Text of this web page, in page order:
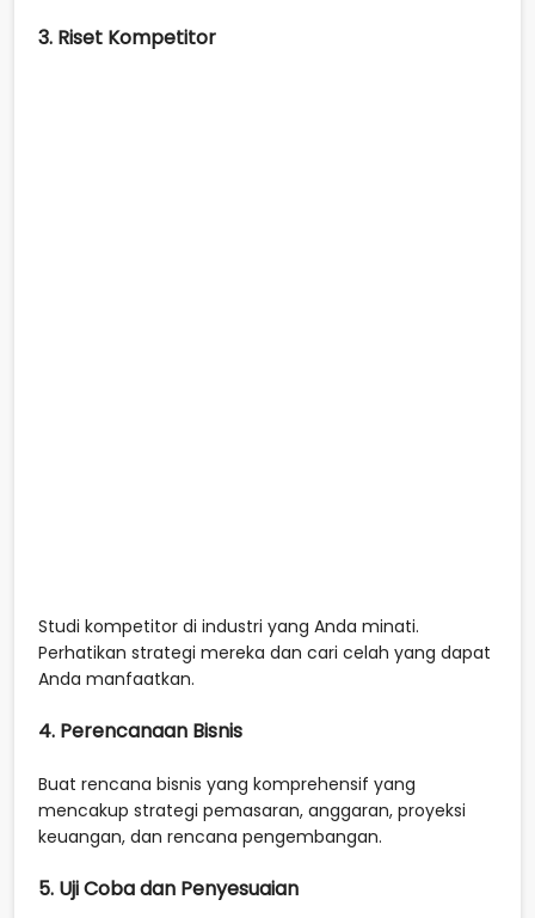
3. Riset Kompetitor
Studi kompetitor di industri yang Anda minati.
Perhatikan strategi mereka dan cari celah yang dapat
Anda manfaatkan.
4. Perencanaan Bisnis
Buat rencana bisnis yang komprehensif yang
mencakup strategi pemasaran, anggaran, proyeksi
keuangan, dan rencana pengembangan.
5. Uji Coba dan Penyesuaian